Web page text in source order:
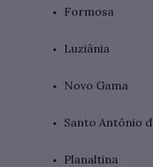
Formosa
Luziânia
Novo Gama
Santo Antônio
Planaltina